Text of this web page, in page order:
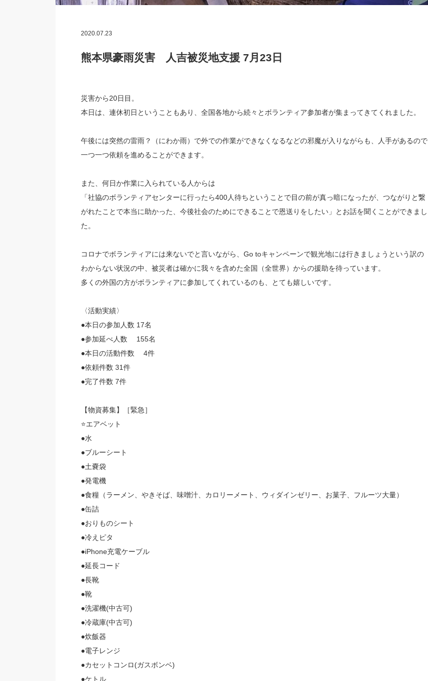
2020.07.23
熊本県豪雨災害 人吉被災地支援 7月23日
災害から20日目。
本日は、連休初日ということもあり、全国各地から続々とボランティア参加者が集まってきてくれました。
午後には突然の雷雨？（にわか雨）で外での作業ができなくなるなどの邪魔が入りながらも、人手があるので
一つ一つ依頼を進めることができます。
また、何日か作業に入られている人からは
「社協のボランティアセンターに行ったら400人待ちということで目の前が真っ暗になったが、つながりと繋
がれたことで本当に助かった、今後社会のためにできることで恩送りをしたい」とお話を聞くことができまし
た。
コロナでボランティアには来ないでと言いながら、Go toキャンペーンで観光地には行きましょうという訳の
わからない状況の中、被災者は確かに我々を含めた全国（全世界）からの援助を待っています。
多くの外国の方がボランティアに参加してくれているのも、とても嬉しいです。
〈活動実績〉
●本日の参加人数 17名
●参加延べ人数 155名
●本日の活動件数 4件
●依頼件数 31件
●完了件数 7件
【物資募集】［緊急］
⭐️エアベット
●水
●ブルーシート
●土嚢袋
●発電機
●食糧（ラーメン、やきそば、味噌汁、カロリーメート、ウィダインゼリー、お菓子、フルーツ大量）
●缶詰
●おりものシート
●冷えピタ
●iPhone充電ケーブル
●延長コード
●長靴
●靴
●洗濯機(中古可)
●冷蔵庫(中古可)
●炊飯器
●電子レンジ
●カセットコンロ(ガスボンベ)
●ケトル